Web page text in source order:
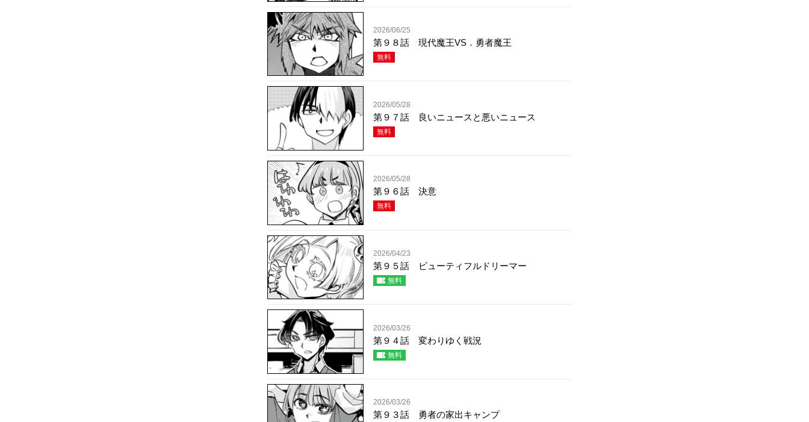
2026/06/25
第９８話 現代魔王VS．勇者魔王
無料
2026/05/28
第９７話 良いニュースと悪いニュース
無料
2026/05/28
第９６話 決意
無料
2026/04/23
第９５話 ビューティフルドリーマー
無料
2026/03/26
第９４話 変わりゆく戦況
無料
2026/03/26
第９３話 勇者の家出キャンプ